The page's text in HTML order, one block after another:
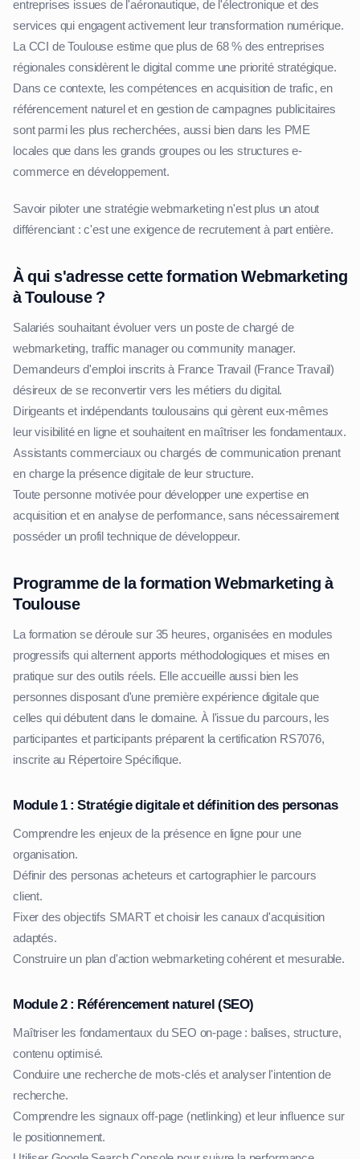
entreprises issues de l'aéronautique, de l'électronique et des
services qui engagent activement leur transformation numérique.
La CCI de Toulouse estime que plus de 68 % des entreprises
régionales considèrent le digital comme une priorité stratégique.
Dans ce contexte, les compétences en acquisition de trafic, en
référencement naturel et en gestion de campagnes publicitaires
sont parmi les plus recherchées, aussi bien dans les PME
locales que dans les grands groupes ou les structures e-
commerce en développement.
Savoir piloter une stratégie webmarketing n'est plus un atout
différenciant : c'est une exigence de recrutement à part entière.
À qui s'adresse cette formation Webmarketing
à Toulouse ?
Salariés souhaitant évoluer vers un poste de chargé de
webmarketing, traffic manager ou community manager.
Demandeurs d'emploi inscrits à France Travail (France Travail)
désireux de se reconvertir vers les métiers du digital.
Dirigeants et indépendants toulousains qui gèrent eux-mêmes
leur visibilité en ligne et souhaitent en maîtriser les fondamentaux.
Assistants commerciaux ou chargés de communication prenant
en charge la présence digitale de leur structure.
Toute personne motivée pour développer une expertise en
acquisition et en analyse de performance, sans nécessairement
posséder un profil technique de développeur.
Programme de la formation Webmarketing à
Toulouse
La formation se déroule sur 35 heures, organisées en modules
progressifs qui alternent apports méthodologiques et mises en
pratique sur des outils réels. Elle accueille aussi bien les
personnes disposant d'une première expérience digitale que
celles qui débutent dans le domaine. À l'issue du parcours, les
participantes et participants préparent la certification RS7076,
inscrite au Répertoire Spécifique.
Module 1 : Stratégie digitale et définition des personas
Comprendre les enjeux de la présence en ligne pour une
organisation.
Définir des personas acheteurs et cartographier le parcours
client.
Fixer des objectifs SMART et choisir les canaux d'acquisition
adaptés.
Construire un plan d'action webmarketing cohérent et mesurable.
Module 2 : Référencement naturel (SEO)
Maîtriser les fondamentaux du SEO on-page : balises, structure,
contenu optimisé.
Conduire une recherche de mots-clés et analyser l'intention de
recherche.
Comprendre les signaux off-page (netlinking) et leur influence sur
le positionnement.